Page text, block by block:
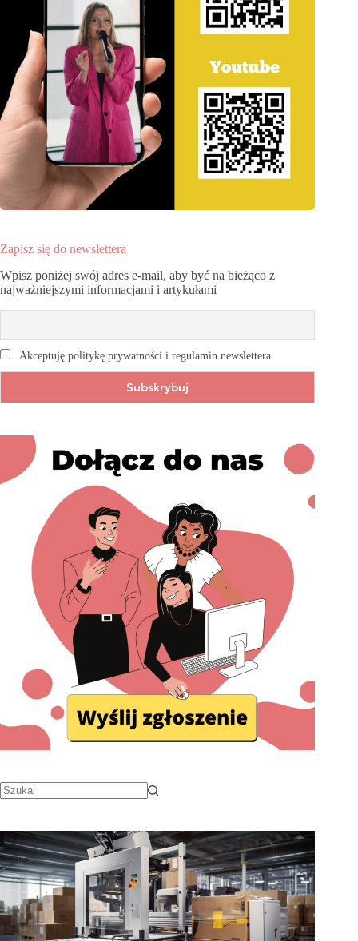
Zapisz się do newslettera
Wpisz poniżej swój adres e-mail, aby być na bieżąco z
najważniejszymi informacjami i artykułami
Akceptuję politykę prywatności i regulamin newslettera